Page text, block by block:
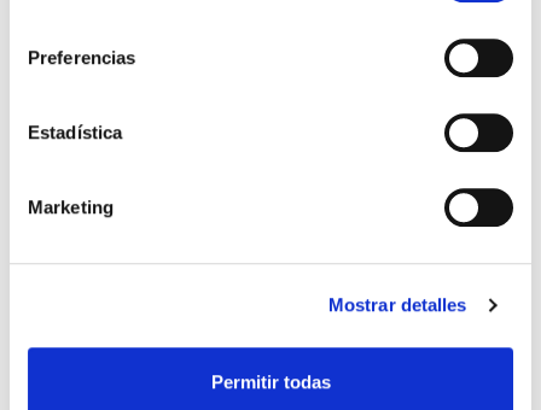
Preferencias
Estadística
Marketing
Mostrar detalles
Permitir todas
En primer lugar es pertinente conocer qué es la
hormona producida por las células del